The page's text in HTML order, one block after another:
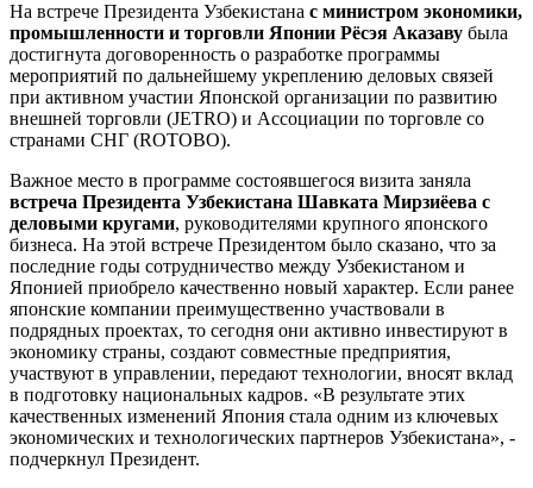
На встрече Президента Узбекистана с министром экономики,
промышленности и торговли Японии Рёсэя Аказаву была
достигнута договоренность о разработке программы
мероприятий по дальнейшему укреплению деловых связей
при активном участии Японской организации по развитию
внешней торговли (JETRO) и Ассоциации по торговле со
странами СНГ (ROTOBO).
Важное место в программе состоявшегося визита заняла
встреча Президента Узбекистана Шавката Мирзиёева с
деловыми кругами, руководителями крупного японского
бизнеса. На этой встрече Президентом было сказано, что за
последние годы сотрудничество между Узбекистаном и
Японией приобрело качественно новый характер. Если ранее
японские компании преимущественно участвовали в
подрядных проектах, то сегодня они активно инвестируют в
экономику страны, создают совместные предприятия,
участвуют в управлении, передают технологии, вносят вклад
в подготовку национальных кадров. «В результате этих
качественных изменений Япония стала одним из ключевых
экономических и технологических партнеров Узбекистана», -
подчеркнул Президент.